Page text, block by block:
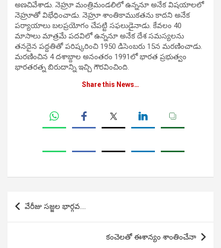
అణచివేశాడు. నెహ్రూ మంత్రిమండలిలో ఉన్ననూ అనేక విషయాలలో
నెహ్రూతో విభేధించాడు. నెహ్రూ శాంతికాముకతను కాదని అనేక
పర్యాయాలు బలప్రయోగం చేపట్టి సఫలుడైనాడు. కేవలం 40
మాసాలు మాత్రమే పదవిలో ఉన్ననూ అనేక దేశ సమస్యలను
తనదైన పద్దతితో పరిష్కరించి 1950 డిసెంబరు 15న మరణించాడు.
మరణించిన 4 దశాబ్దాల అనంతరం 1991లో భారత ప్రభుత్వం
భారతరత్న బిరుదాన్ని ఇచ్చి గౌరవించింది.
Share this News…
Post
navigation
వేరీజు సజ్జల భార్గవ….
కంచెలతో ఈశాన్యం శాంతించేనా